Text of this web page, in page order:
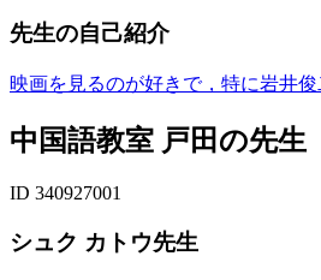
先生の自己紹介
映画を見るのが好きで，特に岩井俊
中国語教室 戸田の先生
ID 340927001
シュク カトウ先生